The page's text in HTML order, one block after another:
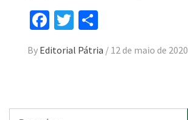
Facebook
Twitter
By Editorial Pátria / 12 de maio de 2020